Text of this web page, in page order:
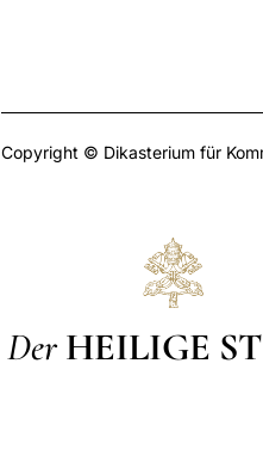
Copyright © Dikasterium für
Der HEILIGE